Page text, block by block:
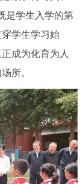
是学生入学的第
学生学习始
成为化育为人
所。